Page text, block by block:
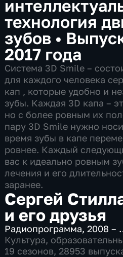
технология
зубов •
2017 года
Система 3D Smile –
для каждого человека
кап , которые удобно и
зубы. Каждая 3D капа –
но с более ровным их
пару 3D Smile нужно
время зубы в капе
ровнее. Каждый
вас к идеально ровным
лечения и его
заранее.
Сергей
и его друзья
Радиопрограмма,2008 –
Культура,
19 сезонов, 28953